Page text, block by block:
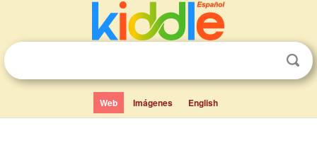
Web Imágenes English